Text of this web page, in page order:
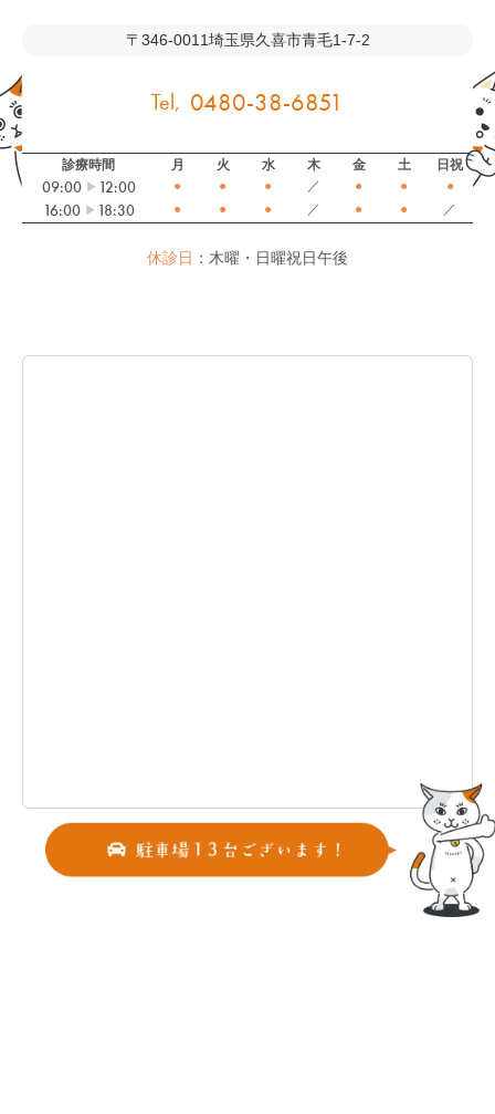
〒346-0011埼玉県久喜市青毛1-7-2
0480-38-6851
診療時間 月 火 水 木 金 土 日祝
09:00 12:00 ● ● ● ／ ● ● ●
16:00 18:30 ● ● ● ／ ● ● ／
休診日 ：木曜・日曜祝日午後